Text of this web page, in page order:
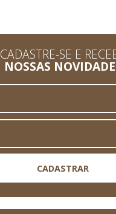
CADASTRE-SE E
NOSSAS
CADASTRAR